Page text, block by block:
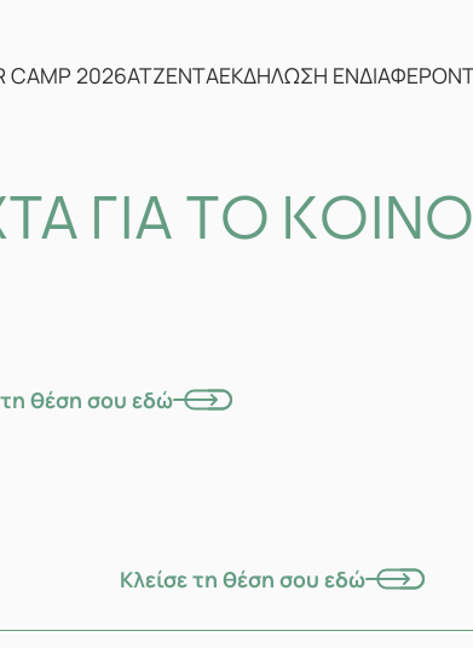
CAMP 2026ΑΤΖΕΝΤΑΕΚΔΗΛΩΣΗ
ΓΙΑ ΤΟ ΚΟΙΝΟ
τη θέση σου εδώ
Κλείσε τη θέση σου εδώ